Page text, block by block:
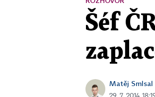
Šéf
Matěj Smlsal